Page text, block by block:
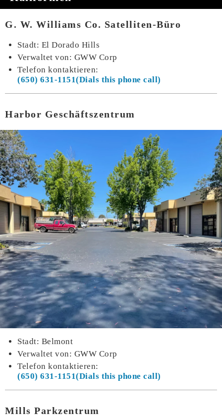
G. W. Williams Co. Satelliten-Büro
Stadt: El Dorado Hills
Verwaltet von: GWW Corp
Telefon kontaktieren:
(650) 631-1151
Harbor Geschäftszentrum
Stadt: Belmont
Verwaltet von: GWW Corp
Telefon kontaktieren:
(650) 631-1151
Mills Parkzentrum